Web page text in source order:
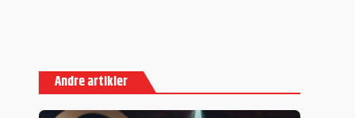
Andre artikler